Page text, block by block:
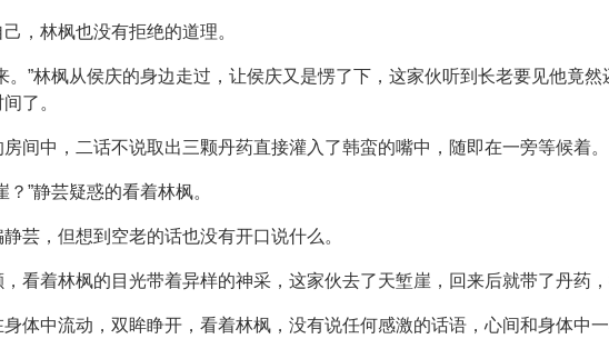
，林枫也没有拒绝的道理。
。”林枫从侯庆的身边走过，让侯庆又是愣了下，这家伙听到长老要见他竟
了。
间中，二话不说取出三颗丹药直接灌入了韩蛮的嘴中，随即在一旁等候着。
”静芸疑惑的看着林枫。
芸，但想到空老的话也没有开口说什么。
看着林枫的目光带着异样的神采，这家伙去了天堑崖，回来后就带了丹药
体中流动，双眸睁开，看着林枫，没有说任何感激的话语，心间和身体中一